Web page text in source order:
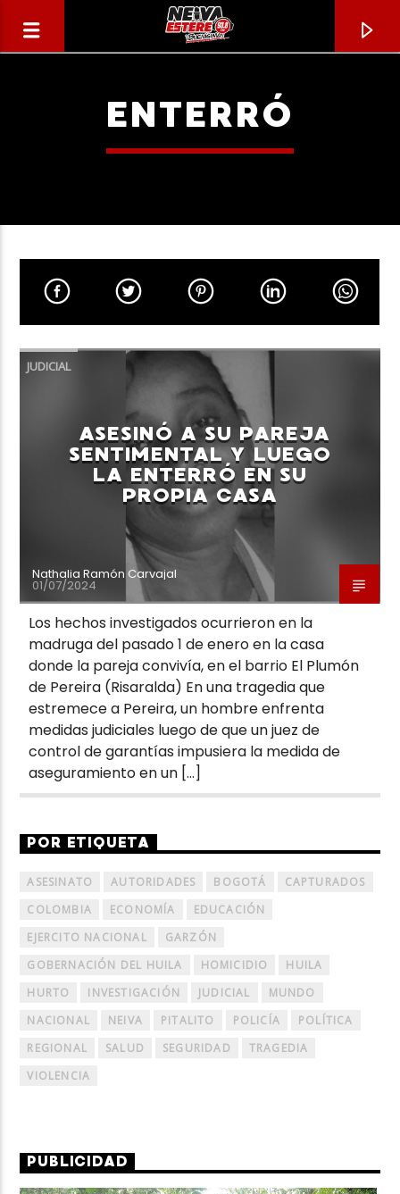
TÍTULO
ENTERRÓ
JUDICIAL
ASESINÓ A SU PAREJA
SENTIMENTAL Y LUEGO
LA ENTERRÓ EN SU
PROPIA CASA
Nathalia Ramón Carvajal
01/07/2024
Los hechos investigados ocurrieron en la
madruga del pasado 1 de enero en la casa
donde la pareja convivía, en el barrio El Plumón
de Pereira (Risaralda) En una tragedia que
estremece a Pereira, un hombre enfrenta
medidas judiciales luego de que un juez de
control de garantías impusiera la medida de
aseguramiento en un […]
POR ETIQUETA
ASESINATO AUTORIDADES BOGOTÁ
CAPTURADOS
COLOMBIA
ECONOMÍA
EDUCACIÓN
EJERCITO NACIONAL
GARZÓN
GOBERNACIÓN DEL HUILA
HOMICIDIO
HUILA
HURTO
INVESTIGACIÓN JUDICIAL
MUNDO
NACIONAL
NEIVA PITALITO POLICÍA
POLÍTICA
REGIONAL
SALUD SEGURIDAD
TRAGEDIA
VIOLENCIA
PUBLICIDAD